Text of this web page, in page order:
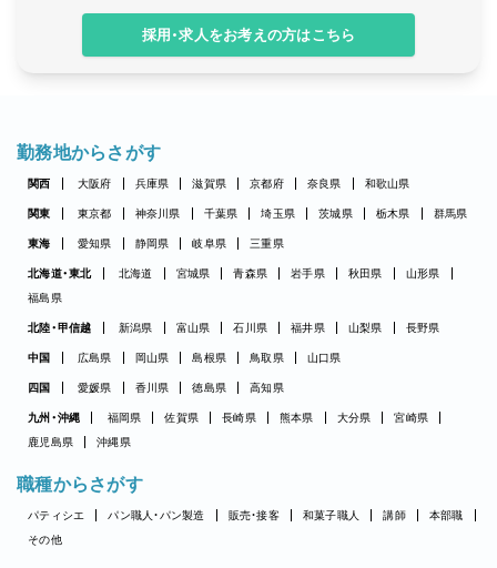
採用・求人をお考えの方はこちら
勤務地からさがす
関西 大阪府 兵庫県 滋賀県 京都府 奈良県 和歌山県
関東 東京都 神奈川県 千葉県 埼玉県 茨城県 栃木県 群馬県
東海 愛知県 静岡県 岐阜県 三重県
北海道・東北 北海道 宮城県 青森県 岩手県 秋田県
山形県
福島県
北陸・甲信越 新潟県 富山県 石川県 福井県 山梨県 長野県
中国 広島県 岡山県 島根県 鳥取県 山口県
四国 愛媛県 香川県 徳島県 高知県
九州・沖縄 福岡県 佐賀県 長崎県 熊本県 大分県
宮崎県
鹿児島県
沖縄県
職種からさがす
パティシエ パン職人・パン製造 販売・接客 和菓子職人 講師
本部職
その他